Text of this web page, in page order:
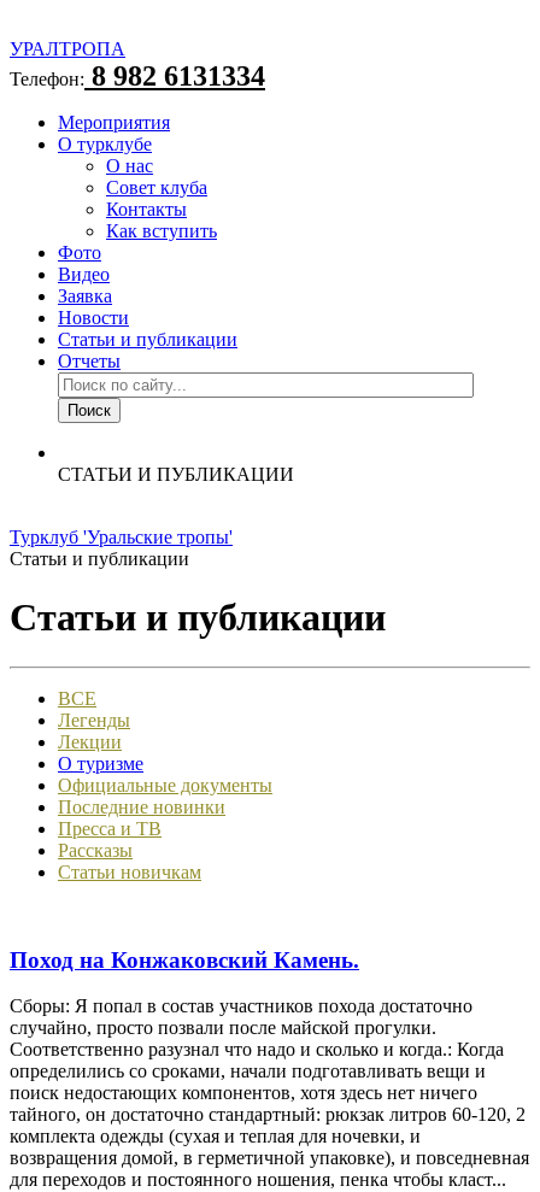
УРАЛТРОПА
Телефон: 8 982 6131334
Мероприятия
О турклубе
О нас
Совет клуба
Контакты
Как вступить
Фото
Видео
Заявка
Новости
Статьи и публикации
Отчеты
СТАТЬИ И ПУБЛИКАЦИИ
Турклуб 'Уральские тропы'
Статьи и публикации
Статьи и публикации
ВСЕ
Легенды
Лекции
О туризме
Официальные документы
Последние новинки
Пресса и ТВ
Рассказы
Статьи новичкам
Поход на Конжаковский Камень.
Сборы: Я попал в состав участников похода достаточно
случайно, просто позвали после майской прогулки.
Соответственно разузнал что надо и сколько и когда.: Когда
определились со сроками, начали подготавливать вещи и
поиск недостающих компонентов, хотя здесь нет ничего
тайного, он достаточно стандартный: рюкзак литров 60-120, 2
комплекта одежды (сухая и теплая для ночевки, и
возвращения домой, в герметичной упаковке), и повседневная
для переходов и постоянного ношения, пенка чтобы класт...